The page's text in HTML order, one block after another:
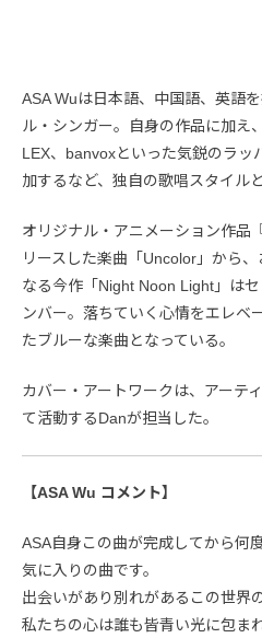
ASA Wuは日本語、中国語、英語
ル・シンガー。自身の作品に加え
LEX、banvoxといった気鋭のラッ
加するなど、独自の歌唱スタイル
オリジナル・アニメーション作品
リースした楽曲「Uncolor」から
なる今作「Night Noon Light」は
ンバー。落ちていく心情をエレベ
たブルーな楽曲となっている。
カバー・アートワークは、アーテ
て活動するDanが担当した。
【ASA Wu コメント】
ASA自身この曲が完成してから何
気に入りの曲です。
出会いがあり別れがあるこの世界
私たちの心は誰も皆青い光に包ま